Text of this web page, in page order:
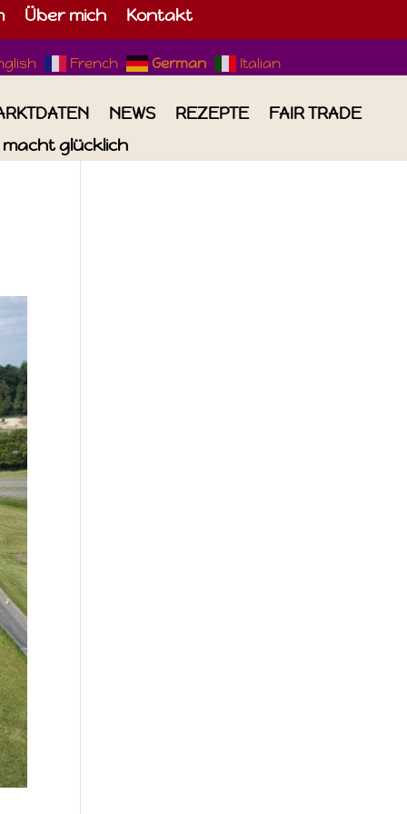
Über mich Kontakt
French German Italian
NEWS REZEPTE
FAIR TRADE
macht glücklich